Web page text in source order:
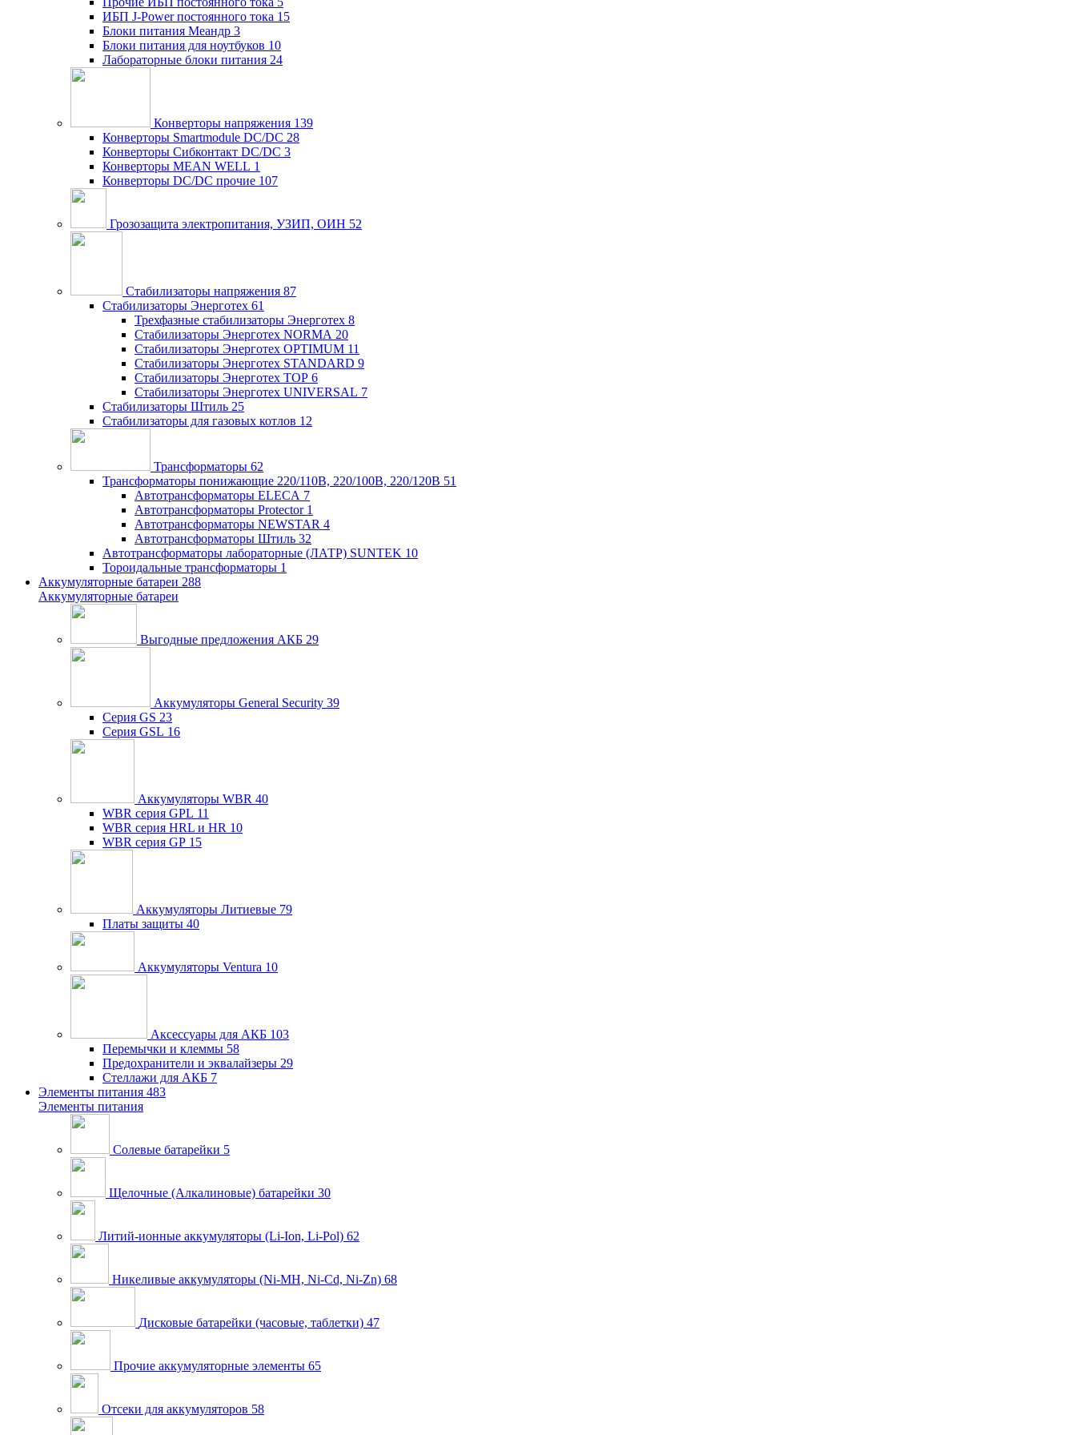
ИБП J-Power постоянного тока 15
Блоки питания Меандр 3
Блоки питания для ноутбуков 10
Лабораторные блоки питания 24
Конверторы напряжения 139
Конверторы Smartmodule DC/DC 28
Конверторы Сибконтакт DC/DC 3
Конверторы MEAN WELL 1
Конверторы DC/DC прочие 107
Грозозащита электропитания, УЗИП, ОИН 52
Стабилизаторы напряжения 87
Стабилизаторы Энерготех 61
Трехфазные стабилизаторы Энерготех 8
Стабилизаторы Энерготех NORMA 20
Стабилизаторы Энерготех OPTIMUM 11
Стабилизаторы Энерготех STANDARD 9
Стабилизаторы Энерготех TOP 6
Стабилизаторы Энерготех UNIVERSAL 7
Стабилизаторы Штиль 25
Стабилизаторы для газовых котлов 12
Трансформаторы 62
Трансформаторы понижающие 220/110В, 220/100В, 220/120В 51
Автотрансформаторы ELECA 7
Автотрансформаторы Protector 1
Автотрансформаторы NEWSTAR 4
Автотрансформаторы Штиль 32
Автотрансформаторы лабораторные (ЛАТР) SUNTEK 10
Тороидальные трансформаторы 1
Аккумуляторные батареи 288
Аккумуляторные батареи
Выгодные предложения АКБ 29
Аккумуляторы General Security 39
Серия GS 23
Серия GSL 16
Аккумуляторы WBR 40
WBR серия GPL 11
WBR серия HRL и HR 10
WBR серия GP 15
Аккумуляторы Литиевые 79
Платы защиты 40
Аккумуляторы Ventura 10
Аксессуары для АКБ 103
Перемычки и клеммы 58
Предохранители и эквалайзеры 29
Стеллажи для АКБ 7
Элементы питания 483
Элементы питания
Солевые батарейки 5
Щелочные (Алкалиновые) батарейки 30
Литий-ионные аккумуляторы (Li-Ion, Li-Pol) 62
Никеливые аккумуляторы (Ni-MH, Ni-Cd, Ni-Zn) 68
Дисковые батарейки (часовые, таблетки) 47
Прочие аккумуляторные элементы 65
Отсеки для аккумуляторов 58